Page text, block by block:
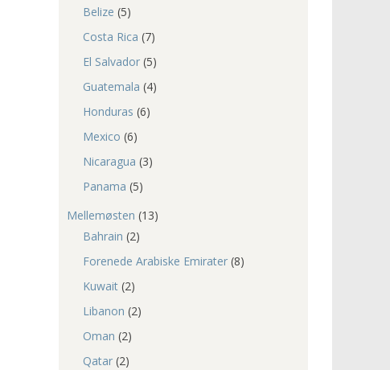
Belize (5)
Costa Rica (7)
El Salvador (5)
Guatemala (4)
Honduras (6)
Mexico (6)
Nicaragua (3)
Panama (5)
Mellemøsten (13)
Bahrain (2)
Forenede Arabiske Emirater (8)
Kuwait (2)
Libanon (2)
Oman (2)
Qatar (2)